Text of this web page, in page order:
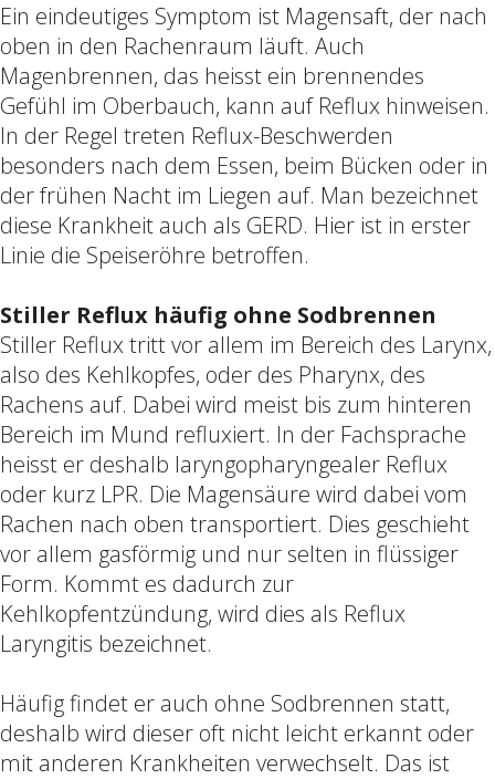
Ein eindeutiges Symptom ist Magensaft, der nach
oben in den Rachenraum läuft. Auch
Magenbrennen, das heisst ein brennendes
Gefühl im Oberbauch, kann auf Reflux hinweisen.
In der Regel treten Reflux-Beschwerden
besonders nach dem Essen, beim Bücken oder in
der frühen Nacht im Liegen auf. Man bezeichnet
diese Krankheit auch als GERD. Hier ist in erster
Linie die Speiseröhre betroffen.
Stiller Reflux häufig ohne Sodbrennen
Stiller Reflux tritt vor allem im Bereich des Larynx,
also des Kehlkopfes, oder des Pharynx, des
Rachens auf. Dabei wird meist bis zum hinteren
Bereich im Mund refluxiert. In der Fachsprache
heisst er deshalb laryngopharyngealer Reflux
oder kurz LPR. Die Magensäure wird dabei vom
Rachen nach oben transportiert. Dies geschieht
vor allem gasförmig und nur selten in flüssiger
Form. Kommt es dadurch zur
Kehlkopfentzündung, wird dies als Reflux
Laryngitis bezeichnet.
Häufig findet er auch ohne Sodbrennen statt,
deshalb wird dieser oft nicht leicht erkannt oder
mit anderen Krankheiten verwechselt. Das ist